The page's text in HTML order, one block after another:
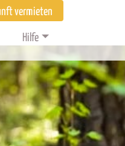
vermieten
Hilfe